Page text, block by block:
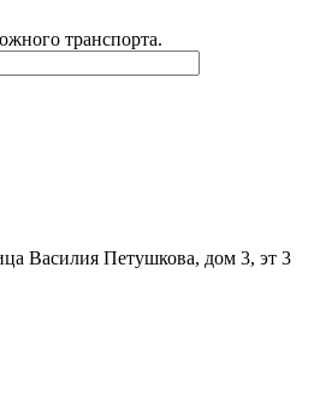
транспорта.
Василия Петушкова, дом 3, эт 3